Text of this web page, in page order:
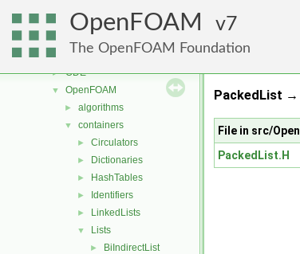
OpenFOAM 7
The OpenFOAM Foundation
lagrangian
►
► meshTools
► ODE
▼ OpenFOAM
► algorithms
▼ containers
► Circulators
► Dictionaries
► HashTables
► Identifiers
► LinkedLists
▼ Lists
► BiIndirectList
PackedList
File in src/
PackedList.H